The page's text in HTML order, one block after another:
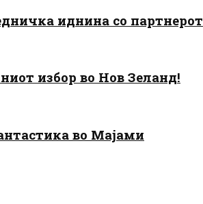
иднина со партнерот
избор во Нов Зеланд!
во Мајами